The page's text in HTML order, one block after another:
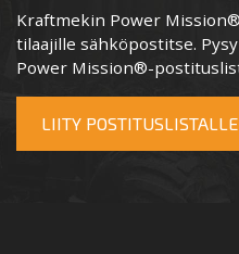
Kraftmekin Power
tilaajille sähköpostitse.
Power Mission®-
LIITY POSTITUSLISTALLE